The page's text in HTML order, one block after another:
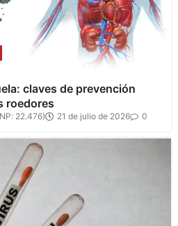
claves de prevención
roedores
22.476) 21 de julio de 2026 0